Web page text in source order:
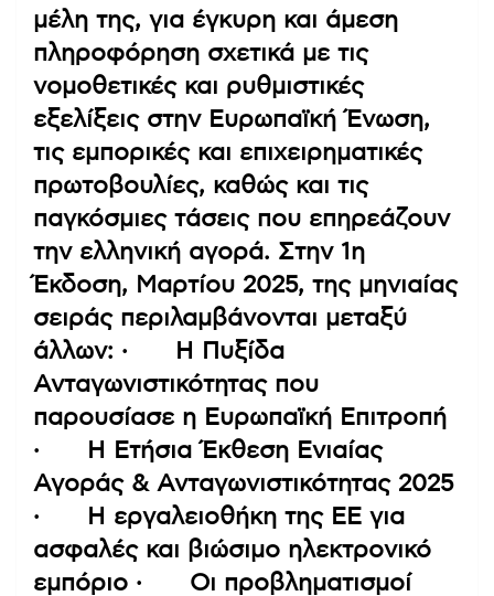
μέλη της, για έγκυρη και άμεση
πληροφόρηση σχετικά με τις
νομοθετικές και ρυθμιστικές
εξελίξεις στην Ευρωπαϊκή Ένωση,
τις εμπορικές και επιχειρηματικές
πρωτοβουλίες, καθώς και τις
παγκόσμιες τάσεις που επηρεάζουν
την ελληνική αγορά. Στην 1η
Έκδοση, Μαρτίου 2025, της μηνιαίας
σειράς περιλαμβάνονται μεταξύ
άλλων: · Η Πυξίδα
Ανταγωνιστικότητας που
παρουσίασε η Ευρωπαϊκή Επιτροπή
· Η Ετήσια Έκθεση Ενιαίας
Αγοράς & Ανταγωνιστικότητας 2025
· Η εργαλειοθήκη της ΕΕ για
ασφαλές και βιώσιμο ηλεκτρονικό
εμπόριο · Οι προβληματισμοί